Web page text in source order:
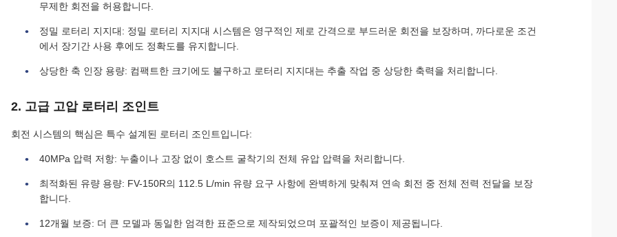
무제한 회전을 허용합니다.
정밀 로터리 지지대: 정밀 로터리 지지대 시스템은 영구적인 제로 간격으로 부드러운 회전을 보장하며, 까다로운 조건
에서 장기간 사용 후에도 정확도를 유지합니다.
상당한 축 인장 용량: 컴팩트한 크기에도 불구하고 로터리 지지대는 추출 작업 중 상당한 축력을 처리합니다.
2. 고급 고압 로터리 조인트
회전 시스템의 핵심은 특수 설계된 로터리 조인트입니다:
40MPa 압력 저항: 누출이나 고장 없이 호스트 굴착기의 전체 유압 압력을 처리합니다.
최적화된 유량 용량: FV-150R의 112.5 L/min 유량 요구 사항에 완벽하게 맞춰져 연속 회전 중 전체 전력 전달을 보장
합니다.
12개월 보증: 더 큰 모델과 동일한 엄격한 표준으로 제작되었으며 포괄적인 보증이 제공됩니다.